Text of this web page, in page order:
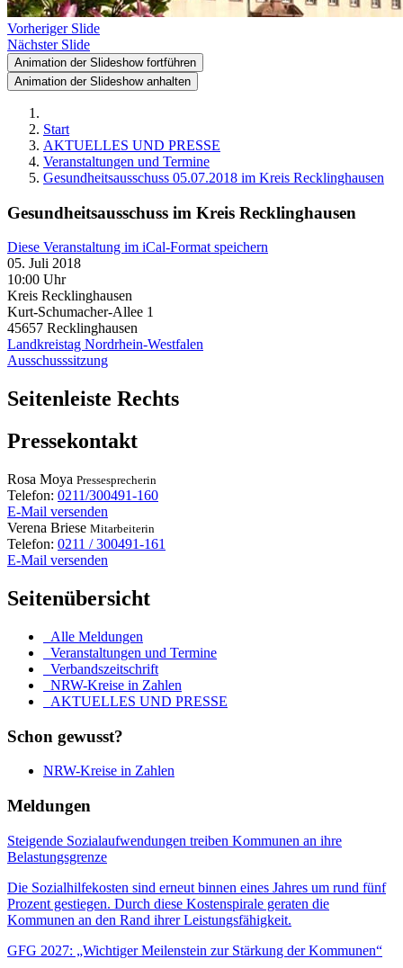
Vorheriger Slide
Nächster Slide
Animation der Slideshow fortführen
Animation der Slideshow anhalten
Start
AKTUELLES UND PRESSE
Veranstaltungen und Termine
Gesundheitsausschuss 05.07.2018 im Kreis Recklinghausen
Gesundheitsausschuss im Kreis Recklinghausen
Diese Veranstaltung im iCal-Format speichern
05. Juli 2018
10:00 Uhr
Kreis Recklinghausen
Kurt-Schumacher-Allee 1
45657 Recklinghausen
Landkreistag Nordrhein-Westfalen
Ausschusssitzung
Seitenleiste Rechts
Pressekontakt
Rosa Moya Pressesprecherin
Telefon: 0211/300491-160
E-Mail versenden
Verena Briese Mitarbeiterin
Telefon: 0211 / 300491-161
E-Mail versenden
Seitenübersicht
Alle Meldungen
Veranstaltungen und Termine
Verbandszeitschrift
NRW-Kreise in Zahlen
AKTUELLES UND PRESSE
Schon gewusst?
NRW-Kreise in Zahlen
Meldungen
Steigende Sozialaufwendungen treiben Kommunen an ihre
Belastungsgrenze
Die Sozialhilfekosten sind erneut binnen eines Jahres um rund fünf
Prozent gestiegen. Durch diese Kostenspirale geraten die
Kommunen an den Rand ihrer Leistungsfähigkeit.
GFG 2027: „Wichtiger Meilenstein zur Stärkung der Kommunen“